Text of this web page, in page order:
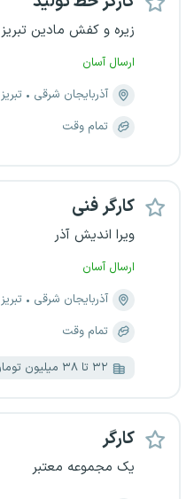
زیره و کفش مادین تبریز
ارسال آسان
آذربایجان شرقی
تبریز
تمام وقت
کارگر فنی
ویرا اندیش آذر
ارسال آسان
آذربایجان شرقی
تبریز
تمام وقت
۳۲ تا ۳۸ میلیون تومان
کارگر
یک مجموعه معتبر